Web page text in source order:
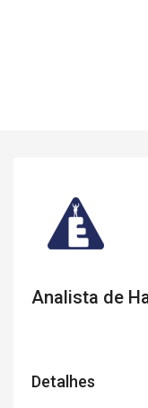
Analista de
Detalhes